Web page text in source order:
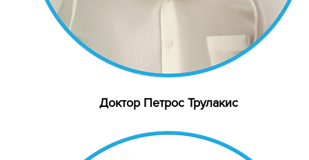
Доктор Петрос Трулакис